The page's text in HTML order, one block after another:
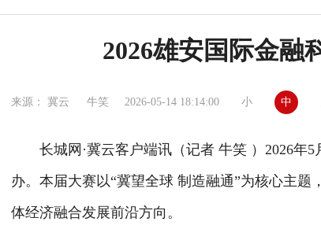
2026雄安国际金融
来源： 冀云 牛笑 2026-05-14 18:14:00 小 中
长城网·冀云客户端讯（记者 牛笑 ）2026年5
办。本届大赛以“冀望全球 制造融通”为核心主
体经济融合发展前沿方向。